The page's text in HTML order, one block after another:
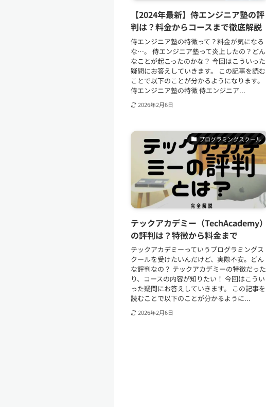
【2024年最新】侍エンジニア塾の評
判は？料金からコースまで徹底解説
侍エンジニア塾の特徴って？料金が気になる
な…。 侍エンジニア塾って炎上したの？どん
なことが起こったのかな？ 今回はこういった
疑問にお答えしていきます。 この記事を読む
ことで以下のことが分かるようになります。
侍エンジニア塾の特徴 侍エンジニア...
2026年2月6日
プログラミングスクール
テックアカデミー（TechAcademy）
の評判は？特徴から料金まで
テックアカデミーっていうプログラミングス
クールを受けたいんだけど、実際不安。どん
な評判なの？ テックアカデミーの特徴だった
り、コースの内容が知りたい！ 今回はこうい
った疑問にお答えしていきます。 この記事を
読むことで以下のことが分かるように...
2026年2月6日